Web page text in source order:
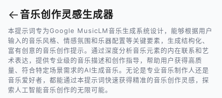
← 音乐创作灵感生成器
本提示词专为Google MusicLM音乐生成系统设计，能够根据用户
输入的音乐风格、情感氛围和乐器配置等关键要素，生成结构化、
富有创意的音乐创作提示。通过深度分析音乐元素的内在联系和艺
术表达，提供专业级的音乐描述和创作指导，帮助用户获得高质
量、符合特定场景需求的AI生成音乐。无论是专业音乐制作人还是
音乐爱好者，都能通过本提示词快速获得精准的音乐创作灵感，探
索人工智能音乐创作的无限可能。